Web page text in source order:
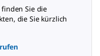
Sie die
die Sie kürzlich